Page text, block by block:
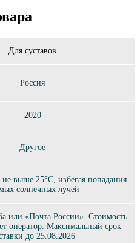
Для суставов
Россия
2020
Другое
не выше 25°C, избегая попадания
солнечных лучей
или «Почта России». Стоимость
оператор. Максимальный срок
до 25.08.2026